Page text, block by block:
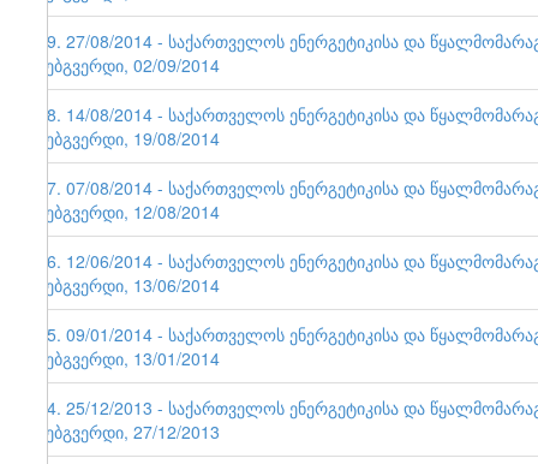
59. 27/08/2014 - საქართველოს ენერგეტიკისა და
ვებგვერდი, 02/09/2014
58. 14/08/2014 - საქართველოს ენერგეტიკისა და
ვებგვერდი, 19/08/2014
57. 07/08/2014 - საქართველოს ენერგეტიკისა და
ვებგვერდი, 12/08/2014
56. 12/06/2014 - საქართველოს ენერგეტიკისა და
ვებგვერდი, 13/06/2014
55. 09/01/2014 - საქართველოს ენერგეტიკისა და
ვებგვერდი, 13/01/2014
54. 25/12/2013 - საქართველოს ენერგეტიკისა და
ვებგვერდი, 27/12/2013